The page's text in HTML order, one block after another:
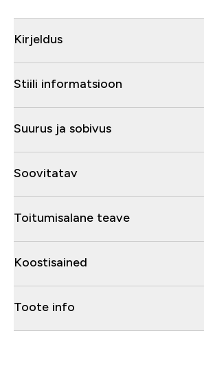
Kirjeldus
Stiili informatsioon
Suurus ja sobivus
Soovitatav
Toitumisalane teave
Koostisained
Toote info